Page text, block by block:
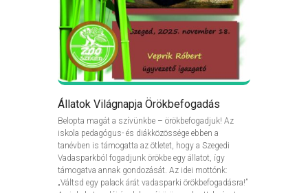
Állatok Világnapja Örökbefogadás
Belopta magát a szívünkbe – örökbefogadjuk! Az
iskola pedagógus- és diákközössége ebben a
tanévben is támogatta az ötletet, hogy a Szegedi
Vadasparkból fogadjunk örökbe egy állatot, így
támogatva annak gondozását. Az idei mottónk:
„Váltsd egy palack árát vadasparki örökbefogadásra!”